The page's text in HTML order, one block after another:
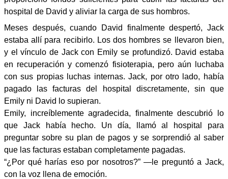
hospital de David y aliviar la carga de sus hombros.
Meses después, cuando David finalmente despertó, Jack
estaba allí para recibirlo. Los dos hombres se llevaron bien,
y el vínculo de Jack con Emily se profundizó. David estaba
en recuperación y comenzó fisioterapia, pero aún luchaba
con sus propias luchas internas. Jack, por otro lado, había
pagado las facturas del hospital discretamente, sin que
Emily ni David lo supieran.
Emily, increíblemente agradecida, finalmente descubrió lo
que Jack había hecho. Un día, llamó al hospital para
preguntar sobre su plan de pagos y se sorprendió al saber
que las facturas estaban completamente pagadas.
“¿Por qué harías eso por nosotros?” —le preguntó a Jack,
con la voz llena de emoción.